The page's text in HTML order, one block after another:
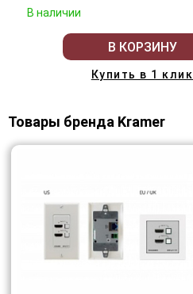
В наличии
В КОРЗИНУ
Купить в 1 клик
Товары бренда Kramer